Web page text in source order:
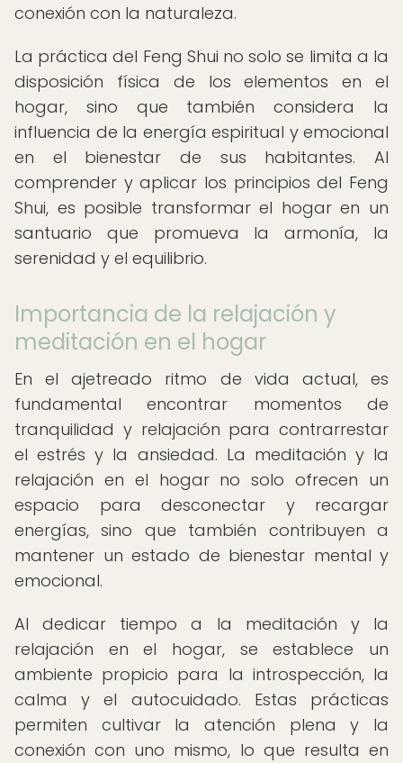
conexión con la naturaleza.
La práctica del Feng Shui no solo se limita a la
disposición física de los elementos en el
hogar, sino que también considera la
influencia de la energía espiritual y emocional
en el bienestar de sus habitantes. Al
comprender y aplicar los principios del Feng
Shui, es posible transformar el hogar en un
santuario que promueva la armonía, la
serenidad y el equilibrio.
Importancia de la relajación y
meditación en el hogar
En el ajetreado ritmo de vida actual, es
fundamental encontrar momentos de
tranquilidad y relajación para contrarrestar
el estrés y la ansiedad. La meditación y la
relajación en el hogar no solo ofrecen un
espacio para desconectar y recargar
energías, sino que también contribuyen a
mantener un estado de bienestar mental y
emocional.
Al dedicar tiempo a la meditación y la
relajación en el hogar, se establece un
ambiente propicio para la introspección, la
calma y el autocuidado. Estas prácticas
permiten cultivar la atención plena y la
conexión con uno mismo, lo que resulta en